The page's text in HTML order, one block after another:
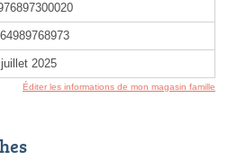
2025
Éditer les informations de mon magasin famille